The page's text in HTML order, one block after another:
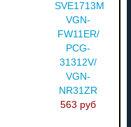
SVE1713M1RW/
VGN-
FW11ER/
PCG-
31312V/
VGN-
NR31ZR
563 руб